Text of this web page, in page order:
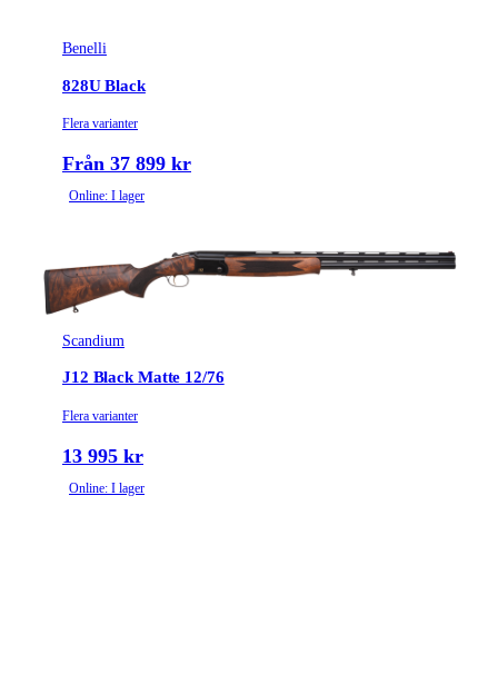
Benelli
828U Black
Flera varianter
Från 37 899 kr
Online: I lager
Scandium
J12 Black Matte 12/76
Flera varianter
13 995 kr
Online: I lager